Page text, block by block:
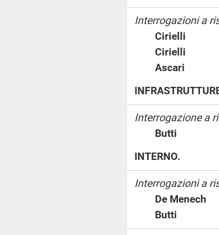
Interrogazioni a
Cirielli
Cirielli
Ascari
Interrogazione a
Butti
INTERNO.
Interrogazioni a
De
Butti